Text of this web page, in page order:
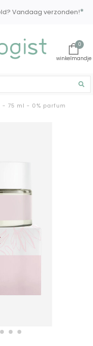
Vandaag verzonden!*
0
- 75 ml - 0% parfum